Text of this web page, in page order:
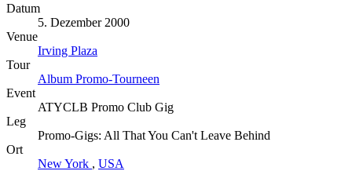
Datum
5. Dezember 2000
Venue
Irving Plaza
Tour
Album Promo-Tourneen
Event
ATYCLB Promo Club Gig
Leg
Promo-Gigs: All That You Can't Leave Behind
Ort
New York , USA